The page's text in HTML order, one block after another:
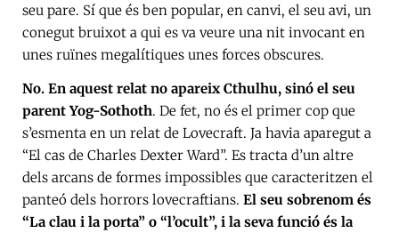
seu pare. Sí que és ben popular, en canvi, el seu avi, un
conegut bruixot a qui es va veure una nit invocant en
unes ruïnes megalítiques unes forces obscures.
No. En aquest relat no apareix Cthulhu, sinó el seu
parent Yog-Sothoth. De fet, no és el primer cop que
s’esmenta en un relat de Lovecraft. Ja havia aparegut a
“El cas de Charles Dexter Ward”. Es tracta d’un altre
dels arcans de formes impossibles que caracteritzen el
panteó dels horrors lovecraftians. El seu sobrenom és
“La clau i la porta” o “l’ocult”, i la seva funció és la